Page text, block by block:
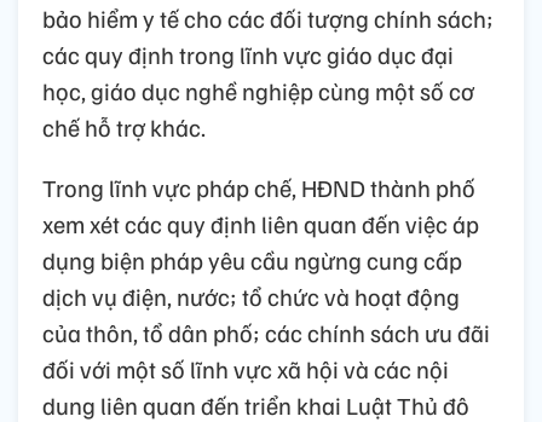
bảo hiểm y tế cho các đối tượng chính sách;
các quy định trong lĩnh vực giáo dục đại
học, giáo dục nghề nghiệp cùng một số cơ
chế hỗ trợ khác.
Trong lĩnh vực pháp chế, HĐND thành phố
xem xét các quy định liên quan đến việc áp
dụng biện pháp yêu cầu ngừng cung cấp
dịch vụ điện, nước; tổ chức và hoạt động
của thôn, tổ dân phố; các chính sách ưu đãi
đối với một số lĩnh vực xã hội và các nội
dung liên quan đến triển khai Luật Thủ đô